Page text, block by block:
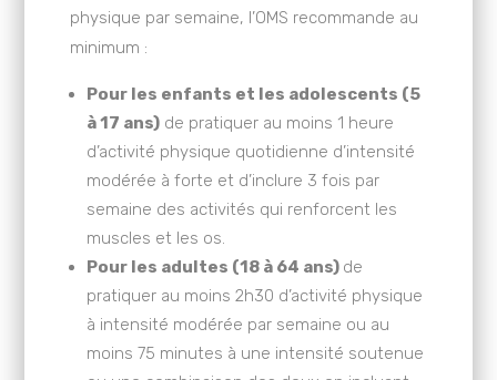
physique par semaine, l’OMS recommande au
minimum :
Pour les enfants et les adolescents (5
à 17 ans)de pratiquer au moins 1 heure
d’activité physique quotidienne d’intensité
modérée à forte et d’inclure 3 fois par
semaine des activités qui renforcent les
muscles et les os.
Pour les adultes (18 à 64 ans) de
pratiquer au moins 2h30 d’activité physique
à intensité modérée par semaine ou au
moins 75 minutes à une intensité soutenue